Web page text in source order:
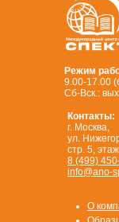
Режим
9.00-17.00
Сб-Вск.:
Контакты:
г. Москва,
ул.
стр. 5,
8 (499)
info@ano-
О